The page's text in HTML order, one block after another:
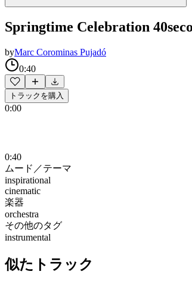
Springtime Celebration
byMarc Corominas Pujadó
0:40
トラックを購入
0:00
0:40
ムード／テーマ
inspirational
cinematic
楽器
orchestra
その他のタグ
instrumental
似たトラック